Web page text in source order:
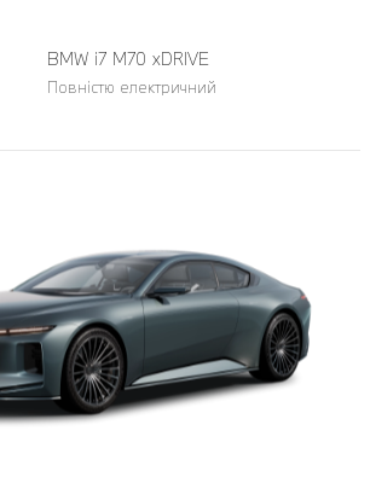
BMW i7 M70 xDRIVE
Повністю електричний